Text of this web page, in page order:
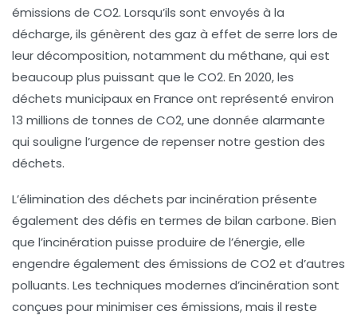
émissions de CO2. Lorsqu’ils sont envoyés à la
décharge, ils génèrent des gaz à effet de serre lors de
leur décomposition, notamment du méthane, qui est
beaucoup plus puissant que le CO2. En 2020, les
déchets municipaux en France ont représenté environ
13 millions de tonnes de CO2, une donnée alarmante
qui souligne l’urgence de repenser notre gestion des
déchets.
L’élimination des déchets par incinération présente
également des défis en termes de bilan carbone. Bien
que l’incinération puisse produire de l’énergie, elle
engendre également des émissions de CO2 et d’autres
polluants. Les techniques modernes d’incinération sont
conçues pour minimiser ces émissions, mais il reste